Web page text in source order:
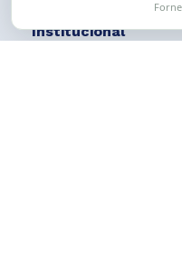
Institucional